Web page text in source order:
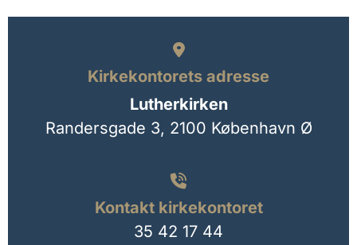

Kirkekontorets adresse
Lutherkirken
Randersgade 3, 2100 København Ø

Kontakt kirkekontoret
35 42 17 44